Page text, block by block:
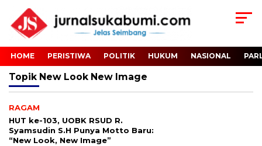
HOME PERISTIWA POLITIK HUKUM NASIONAL
Topik New Look New Image
RAGAM
HUT ke-103, UOBK RSUD R.
Syamsudin S.H Punya Motto Baru:
“New Look, New Image”